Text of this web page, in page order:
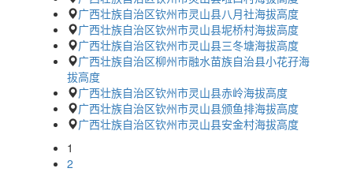
广西壮族自治区钦州市灵山县八月社海拔高度
广西壮族自治区钦州市灵山县坭桥村海拔高度
广西壮族自治区钦州市灵山县三冬塘海拔高度
广西壮族自治区柳州市融水苗族自治县小花孖海
拔高度
广西壮族自治区钦州市灵山县赤岭海拔高度
广西壮族自治区钦州市灵山县颁鱼排海拔高度
广西壮族自治区钦州市灵山县安金村海拔高度
1
2